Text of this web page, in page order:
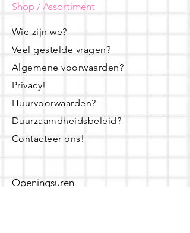
Shop / Assortiment
Wie zijn we?
Veel gestelde vragen?
Algemene voorwaarden?
Privacy!
Huurvoorwaarden?
Duurzaamdheidsbeleid?
Contacteer ons!
Openingsuren